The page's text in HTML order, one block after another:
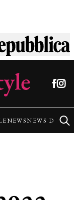
NEWSNEWS